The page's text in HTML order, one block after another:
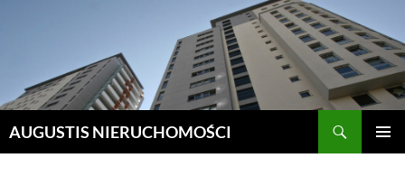
AUGUSTIS NIERUCHOMOŚCI